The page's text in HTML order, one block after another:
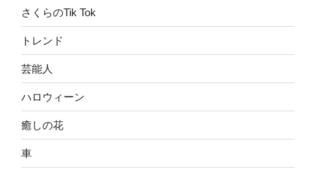
さくらのTik Tok
トレンド
芸能人
ハロウィーン
癒しの花
車